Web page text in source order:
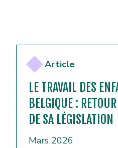
Article
LE TRAVAIL DES
BELGIQUE :
DE SA LÉGISLATION
Mars 2026